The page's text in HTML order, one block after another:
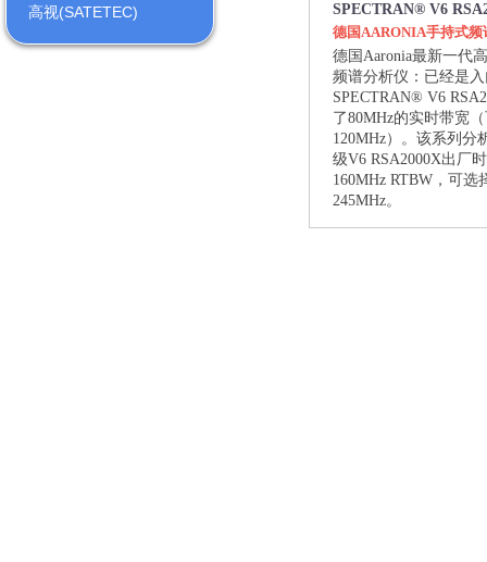
高视(SATETEC)
SPECTRAN® V6
德国AARONIA手持式频
德国Aaronia最新一代
频谱分析仪：已经是
SPECTRAN® V6
了80MHz的实时带宽
120MHz）。该系列分
级V6 RSA2000X出厂
160MHz RTBW，可选
245MHz。